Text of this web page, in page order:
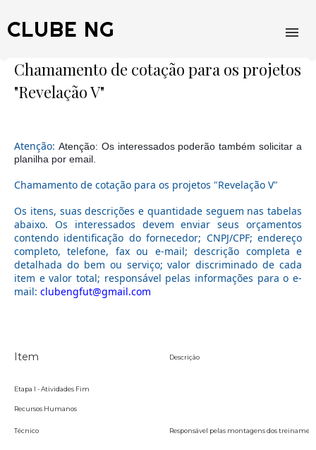
CLUBE NG
Chamamento de cotação para os projetos
"Revelação V"
Atenção: Atenção: Os interessados poderão também solicitar a
planilha por email.
Chamamento de cotação para os projetos "Revelação V"
Os itens, suas descrições e quantidade seguem nas tabelas
abaixo. Os interessados devem enviar seus orçamentos
contendo identificação do fornecedor; CNPJ/CPF; endereço
completo, telefone, fax ou e-mail; descrição completa e
detalhada do bem ou serviço; valor discriminado de cada
item e valor total; responsável pelas informações para o e-
mail: clubengfut@gmail.com
Item Descrição
Etapa I - Atividades Fim
Recursos Humanos
Técnico Responsável pelas montagens dos